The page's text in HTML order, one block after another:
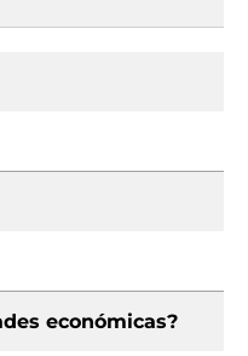
económicas?